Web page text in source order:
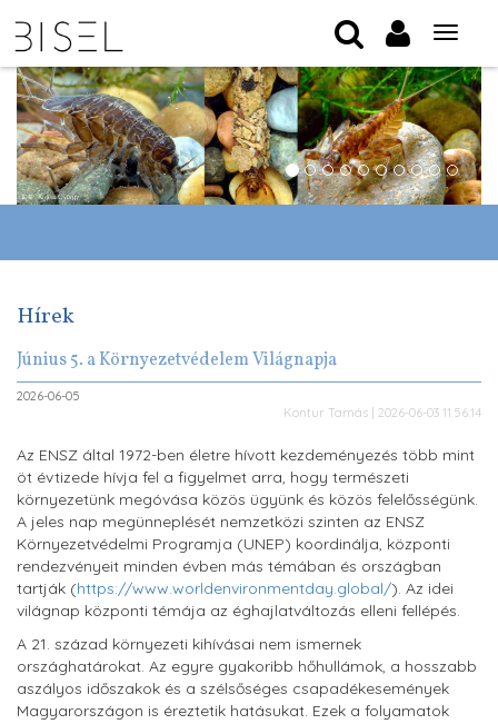
Hírek
Június 5. a Környezetvédelem Világnapja
2026-06-05
Kontur Tamás | 2026-06-03 11:56:14
Az ENSZ által 1972-ben életre hívott kezdeményezés több mint
öt évtizede hívja fel a figyelmet arra, hogy természeti
környezetünk megóvása közös ügyünk és közös felelősségünk.
A jeles nap megünneplését nemzetközi szinten az ENSZ
Környezetvédelmi Programja (UNEP) koordinálja, központi
rendezvényeit minden évben más témában és országban
tartják (https://www.worldenvironmentday.global/). Az idei
világnap központi témája az éghajlatváltozás elleni fellépés.
A 21. század környezeti kihívásai nem ismernek
országhatárokat. Az egyre gyakoribb hőhullámok, a hosszabb
aszályos időszakok és a szélsőséges csapadékesemények
Magyarországon is éreztetik hatásukat. Ezek a folyamatok